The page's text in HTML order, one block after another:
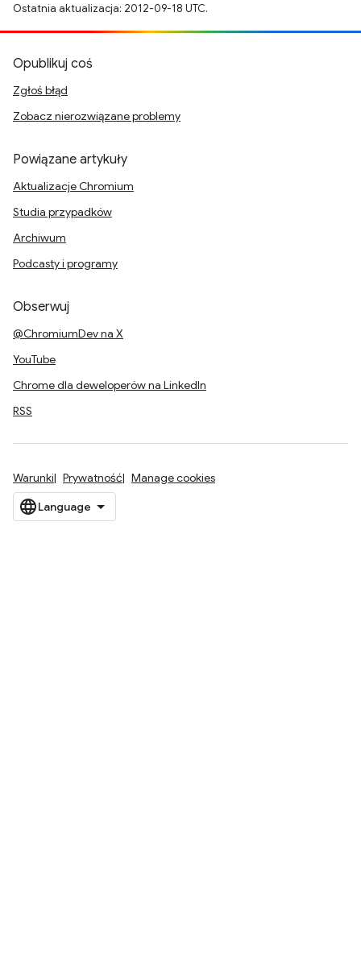
Ostatnia aktualizacja: 2012-09-18 UTC.
Opublikuj coś
Zgłoś błąd
Zobacz nierozwiązane problemy
Powiązane artykuły
Aktualizacje Chromium
Studia przypadków
Archiwum
Podcasty i programy
Obserwuj
@ChromiumDev na X
YouTube
Chrome dla deweloperów na LinkedIn
RSS
Warunki Prywatność Manage cookies